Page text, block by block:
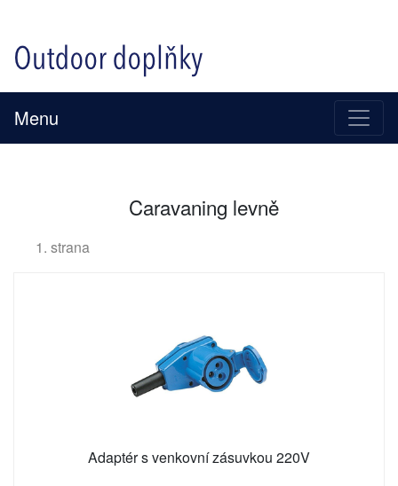
Menu
Caravaning levně
1. strana
Adaptér s venkovní zásuvkou 220V